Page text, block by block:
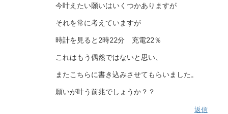
今叶えたい願いはいくつかありますが
それを常に考えていますが
時計を見ると2時22分 充電22％
これはもう偶然ではないと思い、
またこちらに書き込みさせてもらいました。
願いが叶う前兆でしょうか？？
返信